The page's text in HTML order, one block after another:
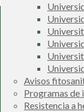
Avisos
Programas
Resistencia a